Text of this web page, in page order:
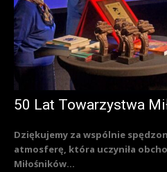
50 Lat Towarzystwa
Dziękujemy za wspólnie
atmosferę, która uczyniła
Miłośników...